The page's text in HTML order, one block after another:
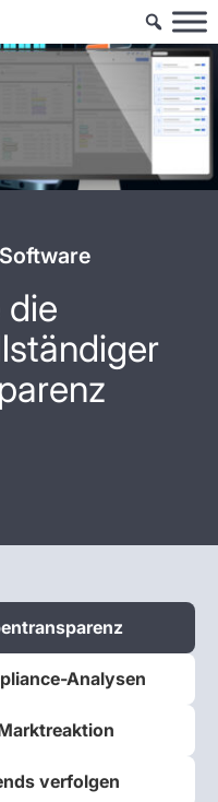
die
Analysen
verfolgen